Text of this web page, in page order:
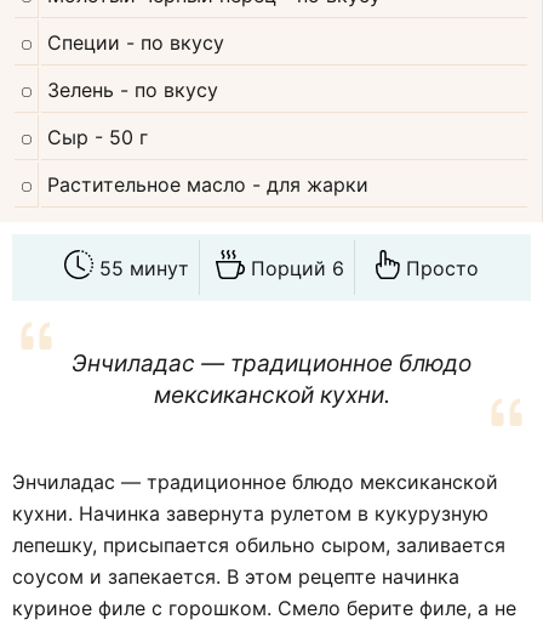
Специи - по вкусу
Зелень - по вкусу
Сыр - 50 г
Растительное масло - для жарки
55 минут Порций 6 Просто
Энчиладас — традиционнoe блюдо
мексиканской кухни.
Энчиладас — традиционнoe блюдо мексиканской
кухни. Начинка завернута рулетом в кукурузную
лепешку, присыпается обильно сыром, заливается
соусом и запекается. В этом рецепте начинка
куриное филе с горошком. Смело берите филе, а не